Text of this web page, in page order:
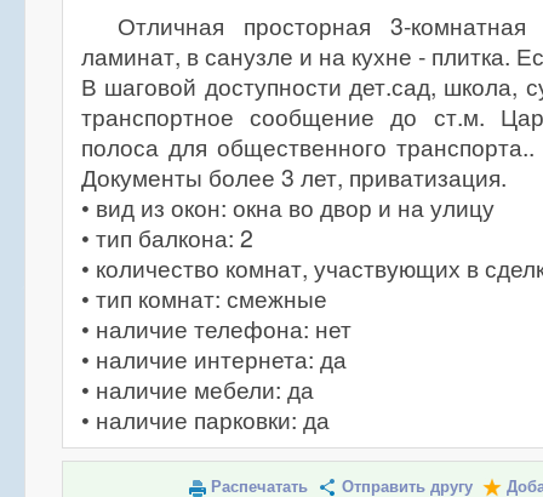
Отличная просторная 3-
ламинат, в санузле и на кухне - плитка.
В шаговой доступности дет.сад, школа,
транспортное сообщение до ст.м.
полоса для общественного
Документы более 3 лет, приватизация.
• вид из окон: окна во двор и на улицу
• тип балкона: 2
• количество комнат, участвующих в
• тип комнат: смежные
• наличие телефона: нет
• наличие интернета: да
• наличие мебели: да
• наличие парковки: да
Распечатать Отправить другу